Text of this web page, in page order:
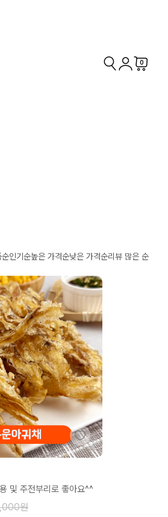
0
순인기순높은 가격순낮은 가격순리뷰 많은 순
및 주전부리로 좋아요^^
원